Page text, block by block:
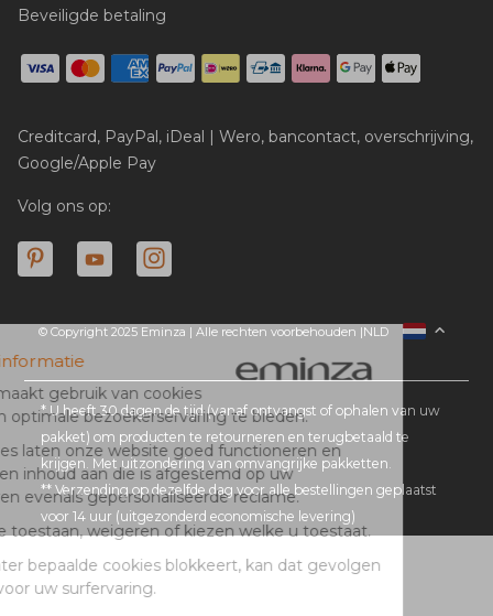
Beveiligde betaling
Creditcard, PayPal, iDeal | Wero, bancontact, overschrijving,
Google/Apple Pay
Volg ons op:
© Copyright 2025 Eminza | Alle rechten voorbehouden |
FRANCE
ESPAÑA
ITALIA
DEUTSCHLAND
SCHWEIZ
NLD
* U heeft 30 dagen de tijd (vanaf ontvangst of ophalen van uw
pakket) om producten te retourneren en terugbetaald te
krijgen. Met uitzondering van omvangrijke pakketten.
** Verzending op dezelfde dag voor alle bestellingen geplaatst
voor 14 uur (uitgezonderd economische levering)